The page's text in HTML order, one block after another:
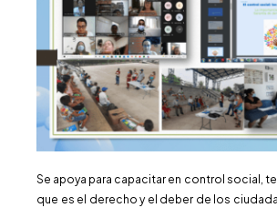
Se apoya para capacitar en control social,
que es el derecho y el deber de los